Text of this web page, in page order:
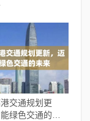
交通规划更
绿色交通的未